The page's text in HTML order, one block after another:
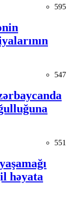
595
547
551
həyata